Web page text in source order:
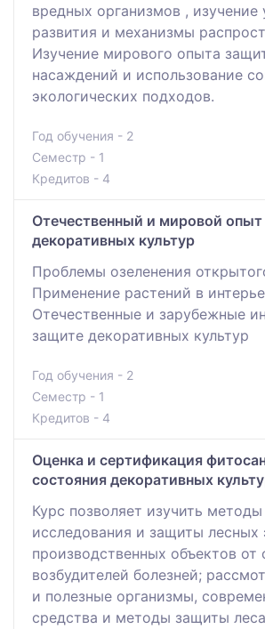
вредных организмов , изучение
развития и механизмы
Изучение мирового опыта
насаждений и использование
экологических подходов.
Год обучения - 2
Семестр - 1
Кредитов - 4
Отечественный и мировой
декоративных культур
Проблемы озеленения
Применение растений в
Отечественные и зарубежные
защите декоративных культур
Год обучения - 2
Семестр - 1
Кредитов - 4
Оценка и сертификация
состояния декоративных
Курс позволяет изучить методы
исследования и защиты лесных
производственных объектов от
возбудителей болезней;
и полезные организмы,
средства и методы защиты